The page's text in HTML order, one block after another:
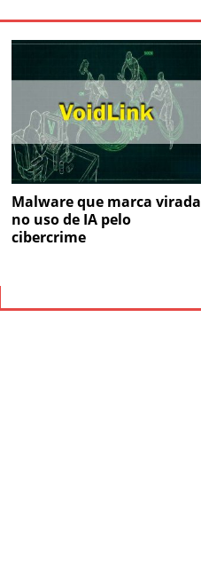
Malware que marca virada
no uso de IA pelo
cibercrime